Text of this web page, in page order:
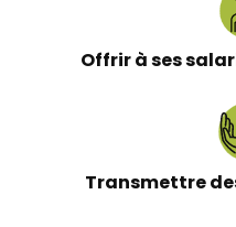
Offrir à ses
Transmettre